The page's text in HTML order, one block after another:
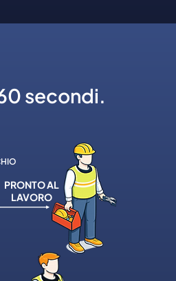
secondi.
PRONTO AL
LAVORO